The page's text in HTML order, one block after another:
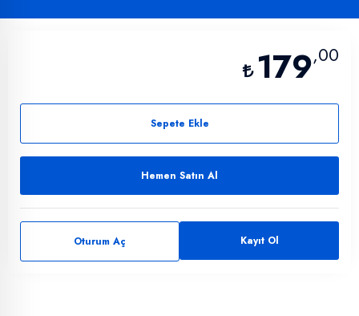
179,00
Sepete Ekle
Hemen Satın Al
Oturum Aç Kayıt Ol